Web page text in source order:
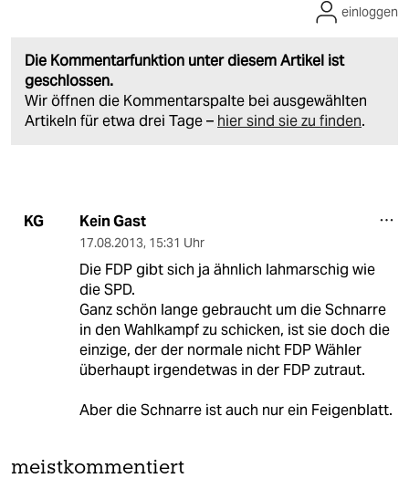
Die Kommentarfunktion unter diesem Artikel ist
geschlossen.
Wir öffnen die Kommentarspalte bei ausgewählten
Artikeln für etwa drei Tage – hier sind sie zu finden.
einloggen
KG Kein Gast
17.08.2013, 15:31 Uhr
Die FDP gibt sich ja ähnlich lahmarschig wie
die SPD.
Ganz schön lange gebraucht um die Schnarre
in den Wahlkampf zu schicken, ist sie doch die
einzige, der der normale nicht FDP Wähler
überhaupt irgendetwas in der FDP zutraut.
Aber die Schnarre ist auch nur ein Feigenblatt.
meistkommentiert